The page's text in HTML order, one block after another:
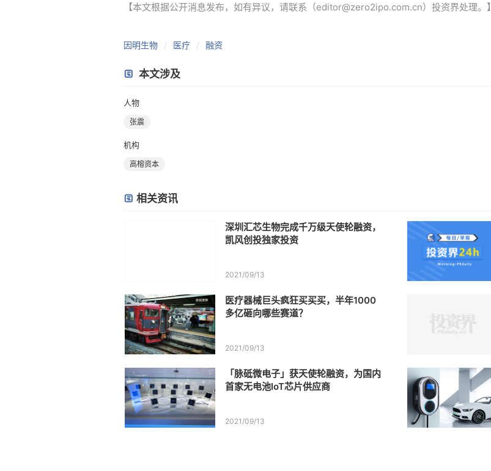
【本文根据公开消息发布，如有异议，请联系（editor@zero2ipo.com.cn）投资界处理。】
因明生物 医疗 融资
本文涉及
人物
张震
机构
高榕资本
相关资讯
深圳汇芯生物完成千万级天使轮融资，
凯风创投独家投资
2021/09/13
医疗器械巨头疯狂买买买，半年1000
多亿砸向哪些赛道？
2021/09/13
「脉砥微电子」获天使轮融资，为国内
首家无电池IoT芯片供应商
2021/09/13